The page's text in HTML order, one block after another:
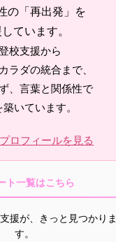
の「再出発」を
ています。
校支援から
ラダの統合まで、
、言葉と関係性で
いています。
ロフィールを見る
ト一覧はこちら
援が、きっと見つかりま
す。